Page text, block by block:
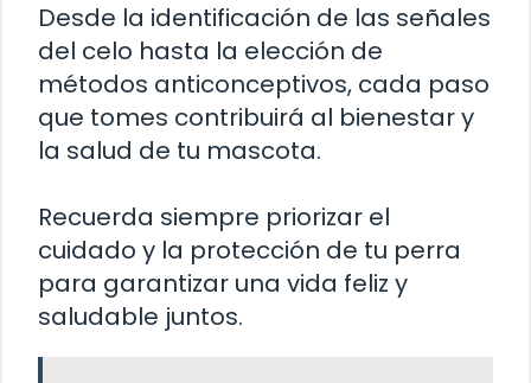
Desde la identificación de las señales
del celo hasta la elección de
métodos anticonceptivos, cada paso
que tomes contribuirá al bienestar y
la salud de tu mascota.
Recuerda siempre priorizar el
cuidado y la protección de tu perra
para garantizar una vida feliz y
saludable juntos.